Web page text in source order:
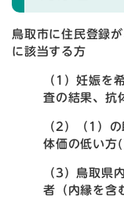
鳥取市に住民登録
に該当する方
（1）妊娠を
査の結果、
（2）（1）
体価の低い
（3）鳥取県
者（内縁を含